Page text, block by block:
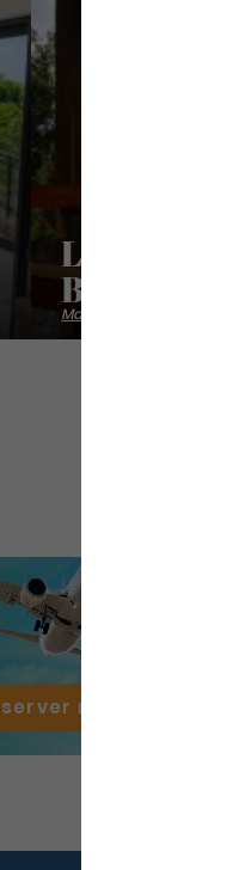
Le Refuge
Bungalow
Maisons vacances villas
mon